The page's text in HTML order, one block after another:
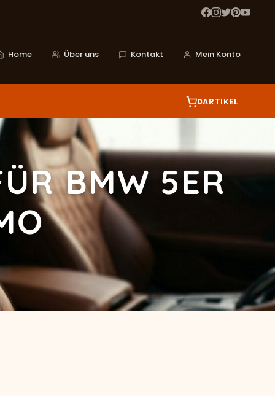
Home Über uns Kontakt Mein Konto
0ARTIKEL
BMW 5ER